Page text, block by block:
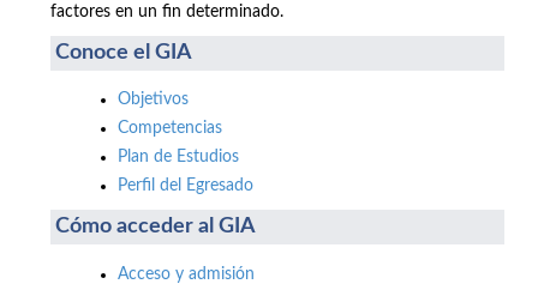
factores en un fin determinado.
Conoce el GIA
Objetivos
Competencias
Plan de Estudios
Perfil del Egresado
Cómo acceder al GIA
Acceso y admisión